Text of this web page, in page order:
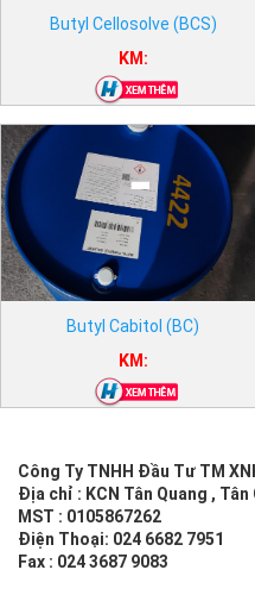
Butyl Cellosolve (BCS)
KM:
Butyl Cabitol (BC)
KM:
Công Ty TNHH Đầu Tư TM
Địa chỉ : KCN Tân Quang , Tân
MST : 0105867262
Điện Thoại: 024 6682 7951
Fax : 024 3687 9083